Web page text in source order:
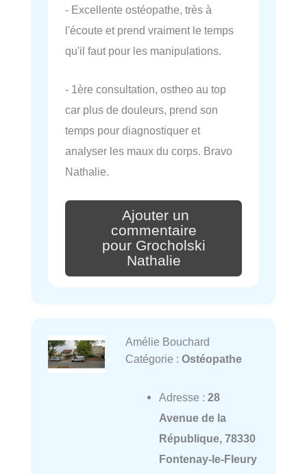
- Excellente ostéopathe, très à
l'écoute et prend vraiment le temps
qu'il faut pour les manipulations.
- 1ère consultation, ostheo au top
car plus de douleurs, prend son
temps pour diagnostiquer et
analyser les maux du corps. Bravo
Nathalie.
Ajouter un
commentaire
pour Grocholski
Nathalie
Amélie Bouchard
Catégorie : Ostéopathe
Adresse : 28
Avenue de la
République, 78330
Fontenay-le-Fleury